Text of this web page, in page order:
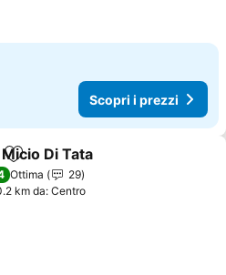
Scopri i prezzi
Aggiungi ai preferiti
Di Tata
Ottima
29
km da: Centro